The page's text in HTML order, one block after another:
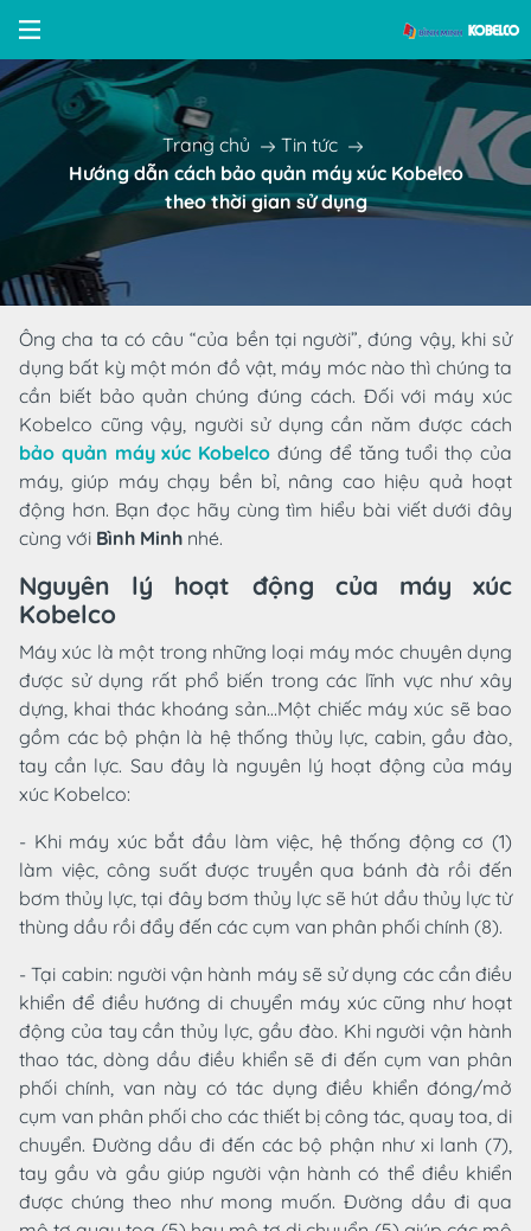
Trang chủ
Tin tức
Hướng dẫn cách bảo quản máy xúc Kobelco
theo thời gian sử dụng
Ông cha ta có câu “của bền tại người”, đúng vậy, khi sử
dụng bất kỳ một món đồ vật, máy móc nào thì chúng ta
cần biết bảo quản chúng đúng cách. Đối với máy xúc
Kobelco cũng vậy, người sử dụng cần năm được cách
bảo quản máy xúc Kobelco đúng để tăng tuổi thọ của
máy, giúp máy chạy bền bỉ, nâng cao hiệu quả hoạt
động hơn. Bạn đọc hãy cùng tìm hiểu bài viết dưới đây
cùng với Bình Minh nhé.
Nguyên lý hoạt động của máy xúc
Kobelco
Máy xúc là một trong những loại máy móc chuyên dụng
được sử dụng rất phổ biến trong các lĩnh vực như xây
dựng, khai thác khoáng sản…Một chiếc máy xúc sẽ bao
gồm các bộ phận là hệ thống thủy lực, cabin, gầu đào,
tay cần lực. Sau đây là nguyên lý hoạt động của máy
xúc Kobelco:
- Khi máy xúc bắt đầu làm việc, hệ thống động cơ (1)
làm việc, công suất được truyền qua bánh đà rồi đến
bơm thủy lực, tại đây bơm thủy lực sẽ hút dầu thủy lực từ
thùng dầu rồi đẩy đến các cụm van phân phối chính (8).
- Tại cabin: người vận hành máy sẽ sử dụng các cần điều
khiển để điều hướng di chuyển máy xúc cũng như hoạt
động của tay cần thủy lực, gầu đào. Khi người vận hành
thao tác, dòng dầu điều khiển sẽ đi đến cụm van phân
phối chính, van này có tác dụng điều khiển đóng/mở
cụm van phân phối cho các thiết bị công tác, quay toa, di
chuyển. Đường dầu đi đến các bộ phận như xi lanh (7),
tay gầu và gầu giúp người vận hành có thể điều khiển
được chúng theo như mong muốn. Đường dầu đi qua